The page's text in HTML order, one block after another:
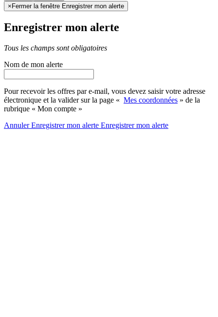
× Fermer la fenêtre Enregistrer mon alerte
Enregistrer mon alerte
Tous les champs sont obligatoires
Nom de mon alerte
Pour recevoir les offres par e-mail, vous devez saisir votre adresse
électronique et la valider sur la page « Mes coordonnées » de la
rubrique « Mon compte »
AnnulerEnregistrer mon alerte Enregistrermon alerte